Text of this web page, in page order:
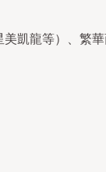
凱龍等）、繁華